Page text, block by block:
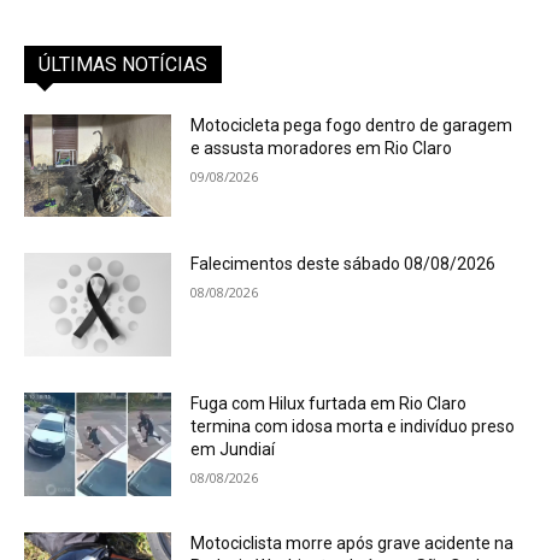
ÚLTIMAS NOTÍCIAS
Motocicleta pega fogo dentro de garagem
e assusta moradores em Rio Claro
09/08/2026
Falecimentos deste sábado 08/08/2026
08/08/2026
Fuga com Hilux furtada em Rio Claro
termina com idosa morta e indivíduo preso
em Jundiaí
08/08/2026
Motociclista morre após grave acidente na